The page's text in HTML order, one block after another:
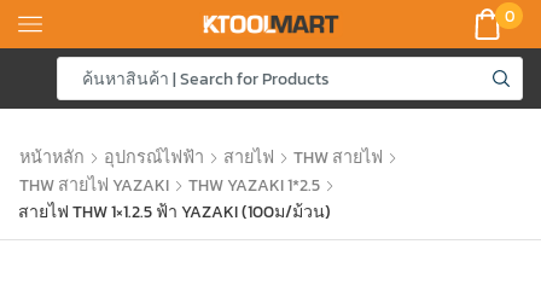
0
หน้าหลัก อุปกรณ์ไฟฟ้า สายไฟ
THW สายไฟ
THW สายไฟ YAZAKI
THW YAZAKI 1*2.5
สายไฟ THW 1×1.2.5 ฟ้า YAZAKI (100ม/ม้วน)